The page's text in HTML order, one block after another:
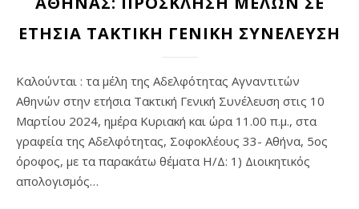
ΕΤΗΣΙΑ ΤΑΚΤΙΚΗ ΓΕΝΙΚΗ ΣΥΝΕΛΕΥΣΗ
Καλούνται : τα μέλη της Αδελφότητας Αγναντιτών
Αθηνών στην ετήσια Τακτική Γενική Συνέλευση στις 10
Μαρτίου 2024, ημέρα Κυριακή και ώρα 11.00 π.μ., στα
γραφεία της Αδελφότητας, Σοφοκλέους 33- Αθήνα, 5ος
όροφος, με τα παρακάτω θέματα Η/Δ: 1) Διοικητικός
απολογισμός…